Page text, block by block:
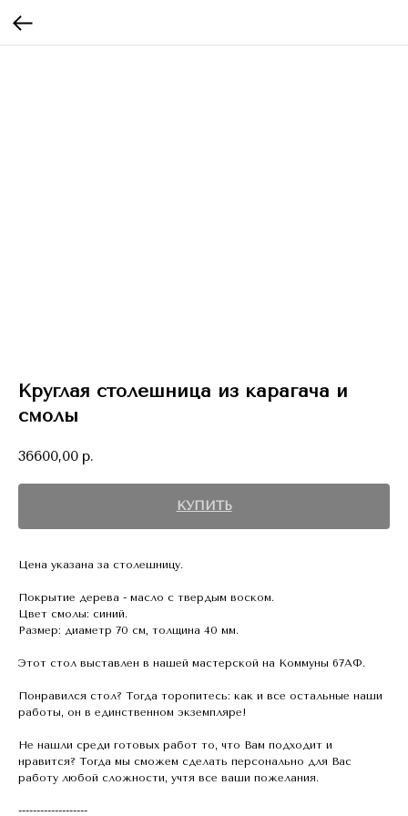
Круглая столешница из карагача и
смолы
36600,00 р.
КУПИТЬ
Цена указана за столешницу.
Покрытие дерева - масло с твердым воском.
Цвет смолы: синий.
Размер: диаметр 70 см, толщина 40 мм.
Этот стол выставлен в нашей мастерской на Коммуны 67АФ.
Понравился стол? Тогда торопитесь: как и все остальные наши
работы, он в единственном экземпляре!
Не нашли среди готовых работ то, что Вам подходит и
нравится? Тогда мы сможем сделать персонально для Вас
работу любой сложности, учтя все ваши пожелания.
-------------------